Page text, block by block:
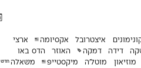
איצטרובל אקסיומה
ארצי
דידה דמקה האוזר
הדס באו
מוזיאון מוטל׳ה מיקסטייפ משאלה חדש